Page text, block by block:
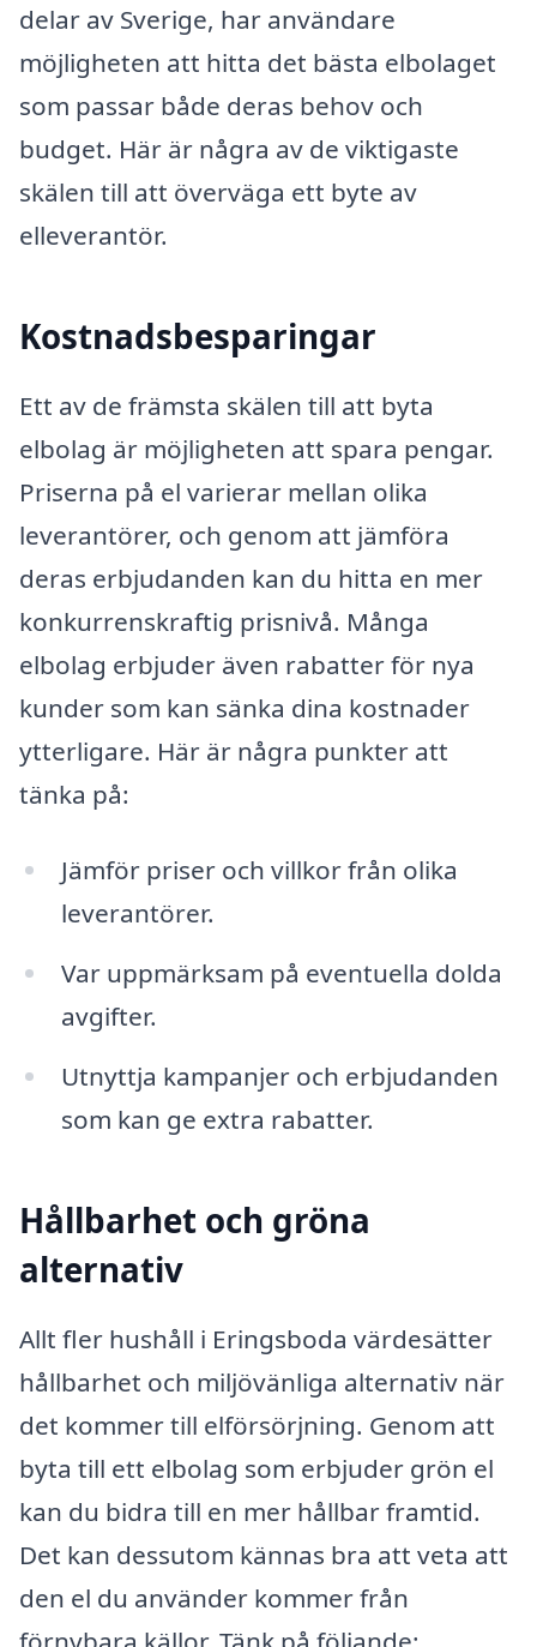
delar av Sverige, har användare
möjligheten att hitta det bästa elbolaget
som passar både deras behov och
budget. Här är några av de viktigaste
skälen till att överväga ett byte av
elleverantör.
Kostnadsbesparingar
Ett av de främsta skälen till att byta
elbolag är möjligheten att spara pengar.
Priserna på el varierar mellan olika
leverantörer, och genom att jämföra
deras erbjudanden kan du hitta en mer
konkurrenskraftig prisnivå. Många
elbolag erbjuder även rabatter för nya
kunder som kan sänka dina kostnader
ytterligare. Här är några punkter att
tänka på:
Jämför priser och villkor från olika
leverantörer.
Var uppmärksam på eventuella dolda
avgifter.
Utnyttja kampanjer och erbjudanden
som kan ge extra rabatter.
Hållbarhet och gröna
alternativ
Allt fler hushåll i Eringsboda värdesätter
hållbarhet och miljövänliga alternativ när
det kommer till elförsörjning. Genom att
byta till ett elbolag som erbjuder grön el
kan du bidra till en mer hållbar framtid.
Det kan dessutom kännas bra att veta att
den el du använder kommer från